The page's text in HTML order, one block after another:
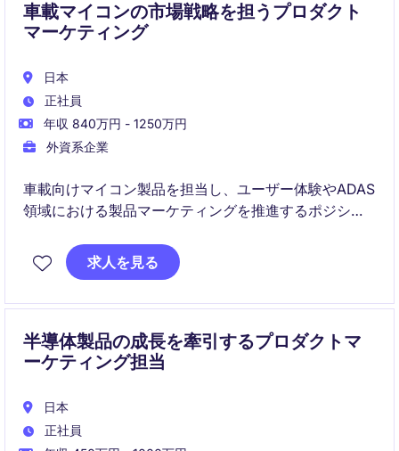
車載マイコンの市場戦略を担うプロダクト
マーケティング
日本
正社員
年収 840万円 - 1250万円
外資系企業
車載向けマイコン製品を担当し、ユーザー体験やADAS
領域における製品マーケティングを推進するポジショ
社内外の関係者と連携しながら、市場分析から中長期
の売上計画まで幅広く関与いただきます。
求人を見る
半導体製品の成長を牽引するプロダクトマ
ーケティング担当
日本
正社員